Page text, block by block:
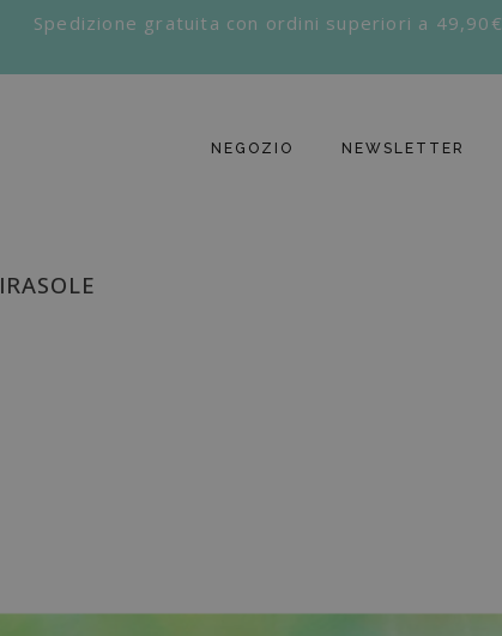
Spedizione gratuita con ordini superiori a 49,90€
NEGOZIO NEWSLETTER